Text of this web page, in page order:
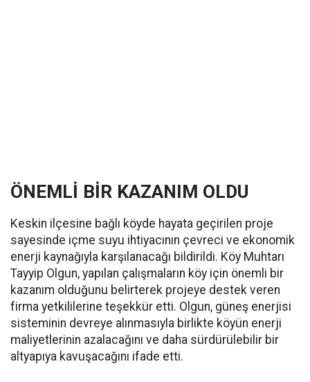
ÖNEMLİ BİR KAZANIM OLDU
Keskin ilçesine bağlı köyde hayata geçirilen proje
sayesinde içme suyu ihtiyacının çevreci ve ekonomik
enerji kaynağıyla karşılanacağı bildirildi. Köy Muhtarı
Tayyip Olgun, yapılan çalışmaların köy için önemli bir
kazanım olduğunu belirterek projeye destek veren
firma yetkililerine teşekkür etti. Olgun, güneş enerjisi
sisteminin devreye alınmasıyla birlikte köyün enerji
maliyetlerinin azalacağını ve daha sürdürülebilir bir
altyapıya kavuşacağını ifade etti.